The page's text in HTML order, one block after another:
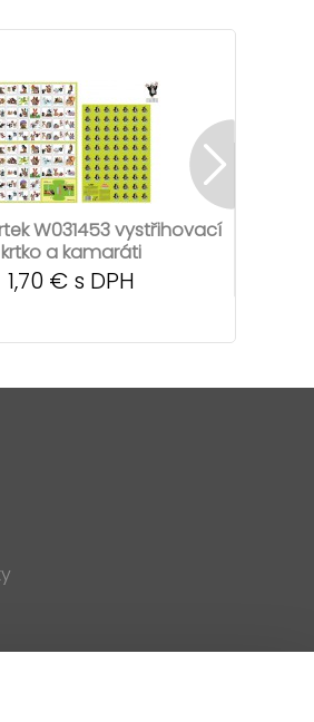
W031453 vystřihovací
krtko a kamaráti
1,70 € s DPH